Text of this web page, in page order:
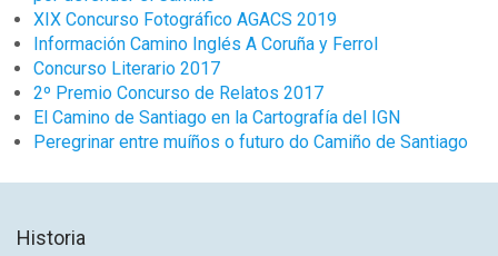
XIX Concurso Fotográfico AGACS 2019
Información Camino Inglés A Coruña y Ferrol
Concurso Literario 2017
2º Premio Concurso de Relatos 2017
El Camino de Santiago en la Cartografía del IGN
Peregrinar entre muíños o futuro do Camiño de Santiago
Historia